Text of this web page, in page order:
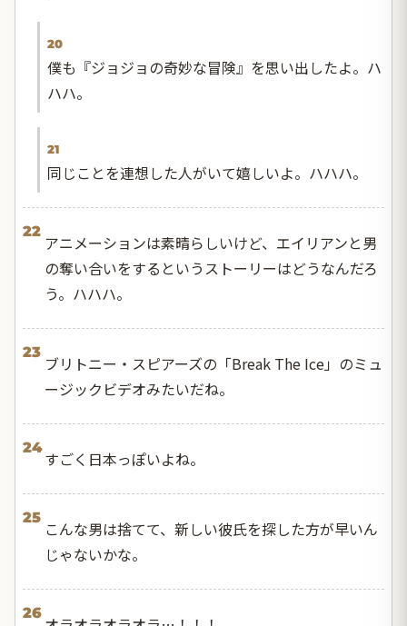
20
僕も『ジョジョの奇妙な冒険』を思い出したよ。ハ
ハハ。
21
同じことを連想した人がいて嬉しいよ。ハハハ。
22
アニメーションは素晴らしいけど、エイリアンと男
の奪い合いをするというストーリーはどうなんだろ
う。ハハハ。
23
ブリトニー・スピアーズの「Break The Ice」のミュ
ージックビデオみたいだね。
24
すごく日本っぽいよね。
25
こんな男は捨てて、新しい彼氏を探した方が早いん
じゃないかな。
26